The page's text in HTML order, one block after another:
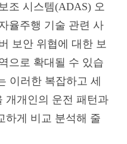
조 시스템(ADAS) 오
율주행 기술 관련 사
보안 위협에 대한 보
으로 확대될 수 있습
이러한 복잡하고 세
개개인의 운전 패턴과
하게 비교 분석해 줄